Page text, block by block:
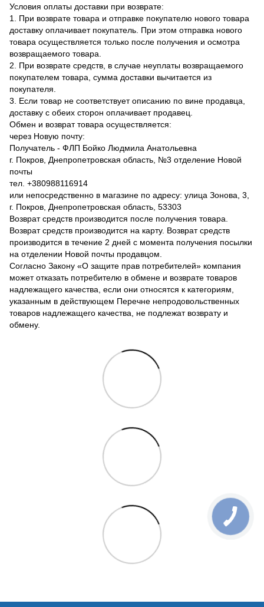
Условия оплаты доставки при возврате:
1. При возврате товара и отправке покупателю нового товара
доставку оплачивает покупатель. При этом отправка нового
товара осуществляется только после получения и осмотра
возвращаемого товара.
2. При возврате средств, в случае неуплаты возвращаемого
покупателем товара, сумма доставки вычитается из
покупателя.
3. Если товар не соответствует описанию по вине продавца,
доставку с обеих сторон оплачивает продавец.
Обмен и возврат товара осуществляется:
через Новую почту:
Получатель - ФЛП Бойко Людмила Анатольевна
г. Покров, Днепропетровская область, №3 отделение Новой
почты
тел. +380988116914
или непосредственно в магазине по адресу: улица Зонова, 3,
г. Покров, Днепропетровская область, 53303
Возврат средств производится после получения товара.
Возврат средств производится на карту. Возврат средств
производится в течение 2 дней с момента получения посылки
на отделении Новой почты продавцом.
Согласно Закону «О защите прав потребителей» компания
может отказать потребителю в обмене и возврате товаров
надлежащего качества, если они относятся к категориям,
указанным в действующем Перечне непродовольственных
товаров надлежащего качества, не подлежат возврату и
обмену.